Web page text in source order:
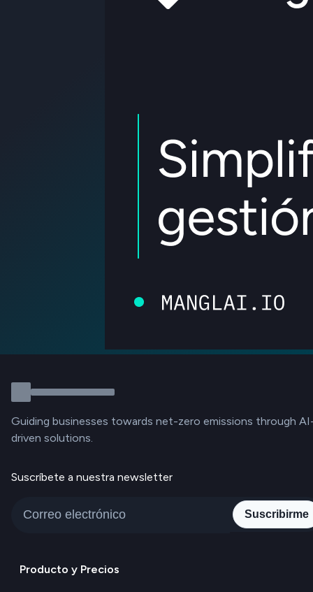
Guiding businesses towards net-zero emissions through
driven solutions.
Suscríbete a nuestra newsletter
Suscribirme
Producto y Precios